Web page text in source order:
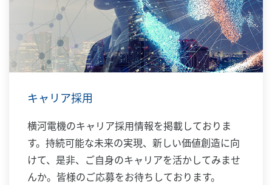
お問い合わせ
キャリア採用
横河電機のキャリア採用情報を掲載しておりま
す。持続可能な未来の実現、新しい価値創造に向
けて、是非、ご自身のキャリアを活かしてみませ
んか。皆様のご応募をお待ちしております。